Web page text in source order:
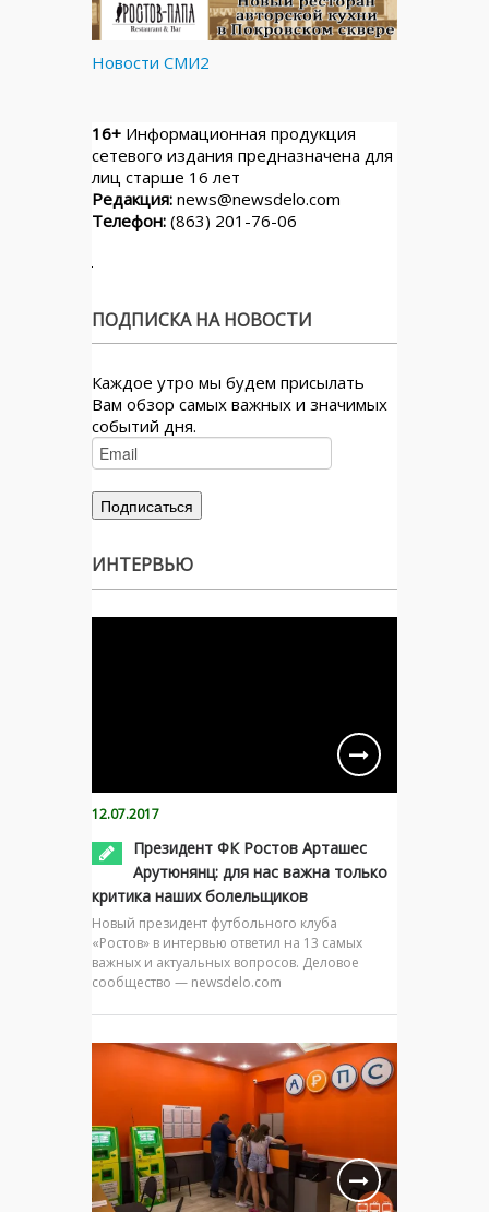
Новости СМИ2
16+ Информационная продукция
сетевого издания предназначена для
лиц старше 16 лет
Редакция: news@newsdelo.com
Телефон: (863) 201-76-06
ПОДПИСКА НА НОВОСТИ
Каждое утро мы будем присылать
Вам обзор самых важных и значимых
событий дня.
ИНТЕРВЬЮ
12.07.2017
Президент ФК Ростов Арташес
Арутюнянц: для нас важна только
критика наших болельщиков
Новый президент футбольного клуба
«Ростов» в интервью ответил на 13 самых
важных и актуальных вопросов. Деловое
сообщество — newsdelo.com